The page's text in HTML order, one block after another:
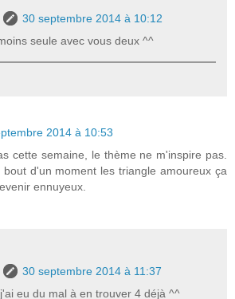
30 septembre 2014 à 10:12
seule avec vous deux ^^
2014 à 10:53
cette semaine, le thème ne m'inspire pas.
d'un moment les triangle amoureux ça
ennuyeux.
30 septembre 2014 à 11:37
eu du mal à en trouver 4 déjà ^^